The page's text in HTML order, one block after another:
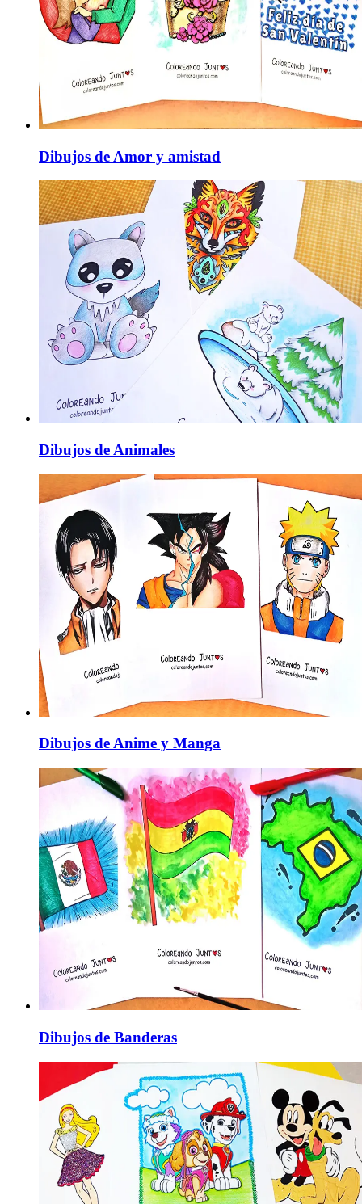
Dibujos de Amor y amistad
Dibujos de Animales
Dibujos de Anime y Manga
Dibujos de Banderas